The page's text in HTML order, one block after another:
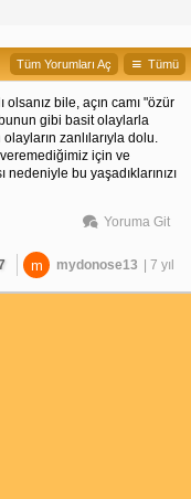
Tümü
Tüm Yorumları Aç
olsanız bile, açın camı "özür
gibi basit olaylarla
zanlılarıyla dolu.
için ve
nedeniyle bu yaşadıklarınızı
Yoruma Git
m mydonose13 | 7 yıl